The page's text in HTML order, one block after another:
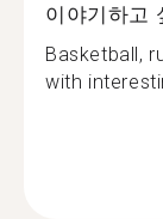
이야기하고
Basketball,
with